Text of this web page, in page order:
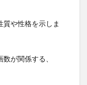
質や性格を示しま
が関係する、